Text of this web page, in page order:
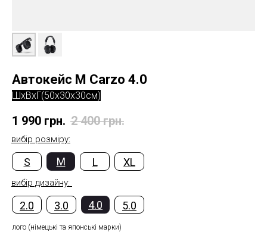
Автокейс M Carzo 4.0
ШxВxГ(50x30x30см)
1 990 грн. 2 400 грн.
вибір розміру:
S M L XL
вибір дизайну:
2.0 3.0 4.0 5.0
лого (німецькі та японські марки)